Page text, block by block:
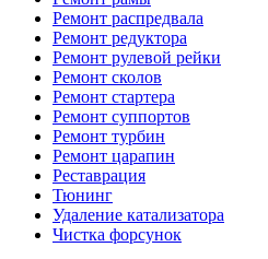
Ремонт распредвала
Ремонт редуктора
Ремонт рулевой рейки
Ремонт сколов
Ремонт стартера
Ремонт суппортов
Ремонт турбин
Ремонт царапин
Реставрация
Тюнинг
Удаление катализатора
Чистка форсунок